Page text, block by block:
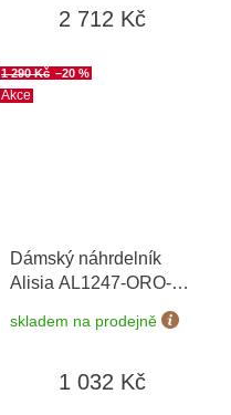
2 712 Kč
Akce
1 290 Kč –20 %
Dámský náhrdelník
Alisia AL1247-ORO-
skladem na prodejně
1 032 Kč